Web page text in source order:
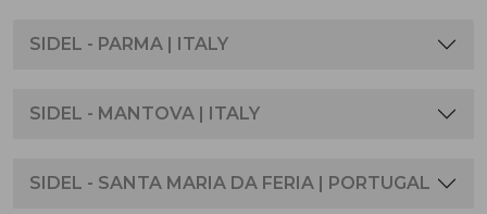
SIDEL - PARMA | ITALY
SIDEL - MANTOVA | ITALY
SIDEL - SANTA MARIA DA FERIA | PORTUGAL